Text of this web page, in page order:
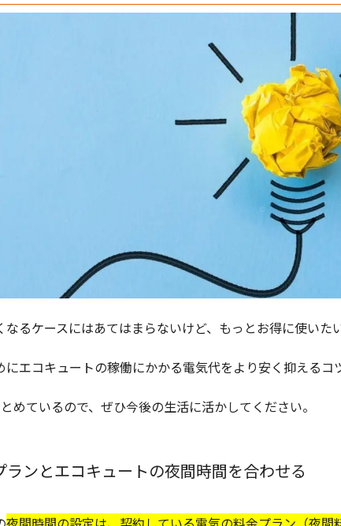
なるケースにはあてはまらないけど、もっとお得に使いたい
にエコキュートの稼働にかかる電気代をより安く抑えるコ
めているので、ぜひ今後の生活に活かしてください。
ランとエコキュートの夜間時間を合わせる